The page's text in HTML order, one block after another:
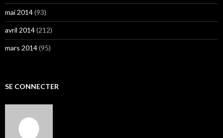
mai 2014(93)
avril 2014(212)
mars 2014(95)
SE CONNECTER